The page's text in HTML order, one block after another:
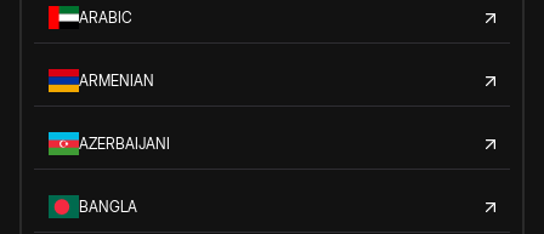
ARABIC
ARMENIAN
AZERBAIJANI
BANGLA